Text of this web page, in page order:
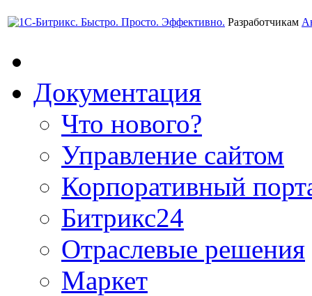
Разработчикам
Документация
Что нового?
Управление сайтом
Корпоративный
Битрикс24
Отраслевые решения
Маркет